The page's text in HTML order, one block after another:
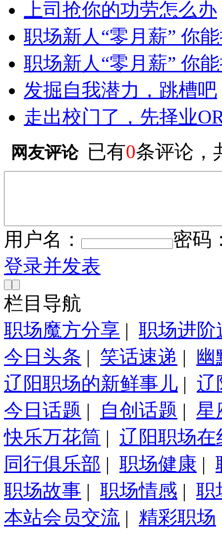
上司抢你的功劳怎么办
职场新人“零月薪” 你
职场新人“零月薪” 你
发掘自我潜力，跳槽吧
走出校门了，先择业
网友评论 已有0条评论，
用户名：
密码
登录并发表
栏目导航
职场魔方分享 | 职场进阶
今日头条 | 笑话速递 | 幽
辽阳职场的新鲜事儿 | 辽
今日话题 | 自创话题 | 星
快乐万花筒 | 辽阳职场在
同行俱乐部 | 职场健康 |
职场故事 | 职场情感 | 职
本站会员交流 | 精彩职场